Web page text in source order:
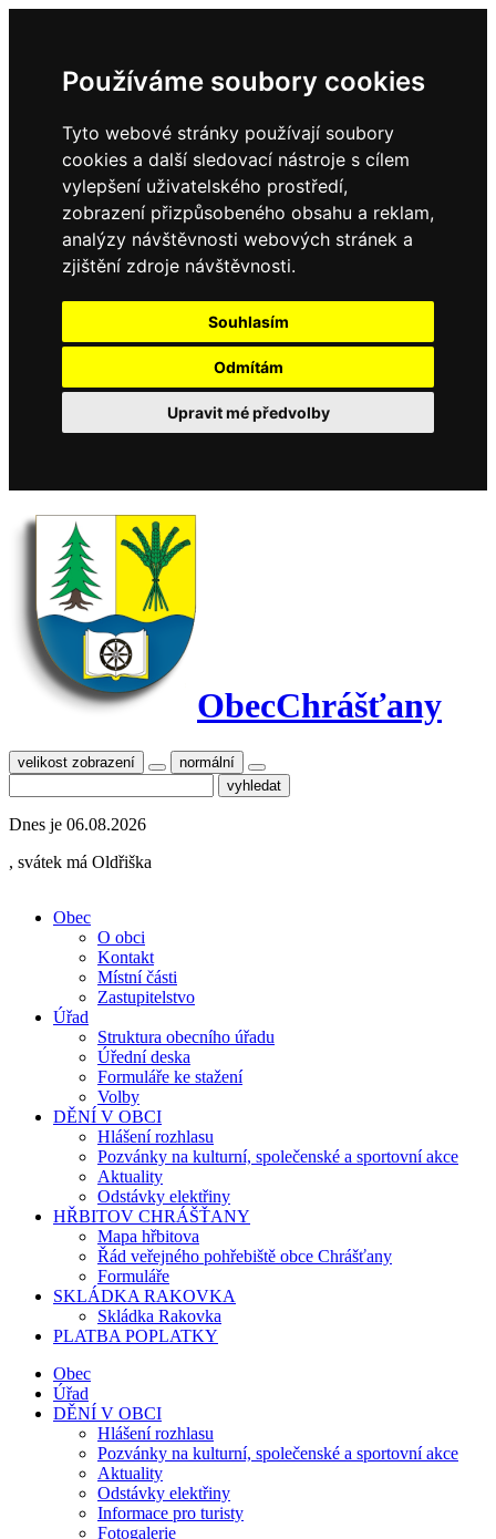
Používáme soubory cookies
Tyto webové stránky používají soubory
cookies a další sledovací nástroje s cílem
vylepšení uživatelského prostředí,
zobrazení přizpůsobeného obsahu a reklam,
analýzy návštěvnosti webových stránek a
zjištění zdroje návštěvnosti.
Souhlasím
Odmítám
Upravit mé předvolby
ObecChrášťany
velikost zobrazení normální
Dnes je 06.08.2026
, svátek má Oldřiška
Obec
O obci
Kontakt
Místní části
Zastupitelstvo
Úřad
Struktura obecního úřadu
Úřední deska
Formuláře ke stažení
Volby
DĚNÍ V OBCI
Hlášení rozhlasu
Pozvánky na kulturní, společenské a sportovní akce
Aktuality
Odstávky elektřiny
HŘBITOV CHRÁŠŤANY
Mapa hřbitova
Řád veřejného pohřebiště obce Chrášťany
Formuláře
SKLÁDKA RAKOVKA
Skládka Rakovka
PLATBA POPLATKY
Obec
Úřad
DĚNÍ V OBCI
Hlášení rozhlasu
Pozvánky na kulturní, společenské a sportovní akce
Aktuality
Odstávky elektřiny
Informace pro turisty
Fotogalerie